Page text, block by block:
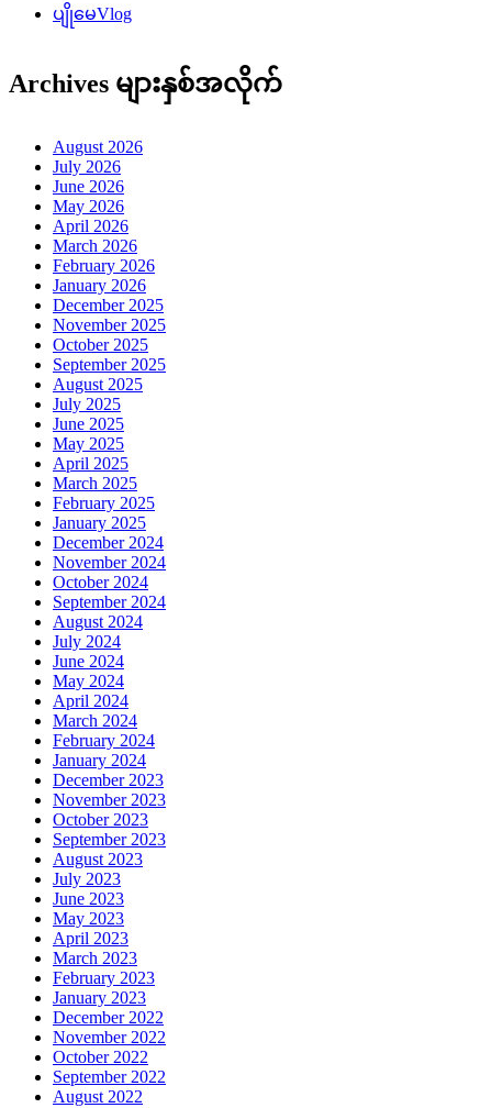
ပျိုမေVlog
Archives များနှစ်အလိုက်
August 2026
July 2026
June 2026
May 2026
April 2026
March 2026
February 2026
January 2026
December 2025
November 2025
October 2025
September 2025
August 2025
July 2025
June 2025
May 2025
April 2025
March 2025
February 2025
January 2025
December 2024
November 2024
October 2024
September 2024
August 2024
July 2024
June 2024
May 2024
April 2024
March 2024
February 2024
January 2024
December 2023
November 2023
October 2023
September 2023
August 2023
July 2023
June 2023
May 2023
April 2023
March 2023
February 2023
January 2023
December 2022
November 2022
October 2022
September 2022
August 2022